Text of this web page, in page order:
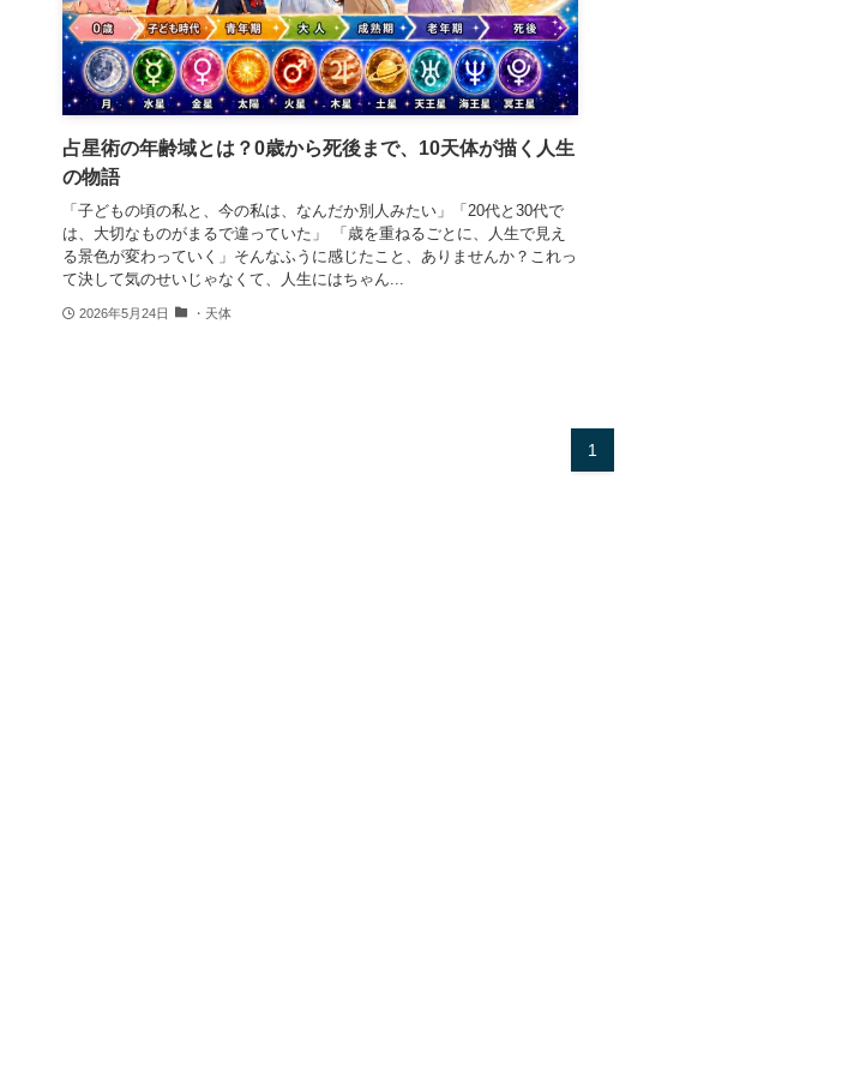
占星術の年齢域とは？0歳から死後まで、10天体が描く人生
の物語
「子どもの頃の私と、今の私は、なんだか別人みたい」「20代と30代で
は、大切なものがまるで違っていた」 「歳を重ねるごとに、人生で見え
る景色が変わっていく」そんなふうに感じたこと、ありませんか？これっ
て決して気のせいじゃなくて、人生にはちゃん...
2026年5月24日 ・天体
1